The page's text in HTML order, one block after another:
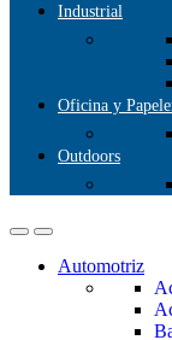
Industrial
Oficina y
Outdoors
Automotriz